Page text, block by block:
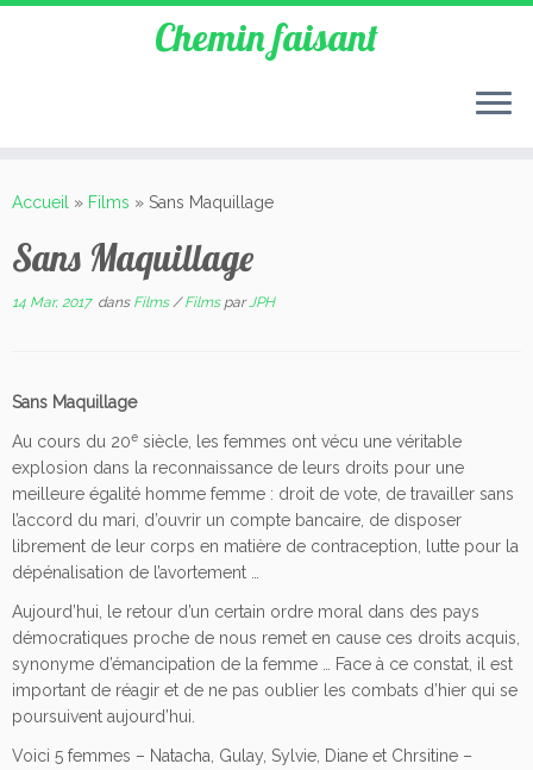
Chemin faisant
Accueil » Films » Sans Maquillage
Sans Maquillage
14 Mar, 2017dans Films/Films parJPH
Sans Maquillage
Au cours du 20e siècle, les femmes ont vécu une véritable
explosion dans la reconnaissance de leurs droits pour une
meilleure égalité homme femme : droit de vote, de travailler sans
l’accord du mari, d’ouvrir un compte bancaire, de disposer
librement de leur corps en matière de contraception, lutte pour la
dépénalisation de l’avortement …
Aujourd’hui, le retour d’un certain ordre moral dans des pays
démocratiques proche de nous remet en cause ces droits acquis,
synonyme d’émancipation de la femme … Face à ce constat, il est
important de réagir et de ne pas oublier les combats d’hier qui se
poursuivent aujourd’hui.
Voici 5 femmes – Natacha, Gulay, Sylvie, Diane et Chrsitine –